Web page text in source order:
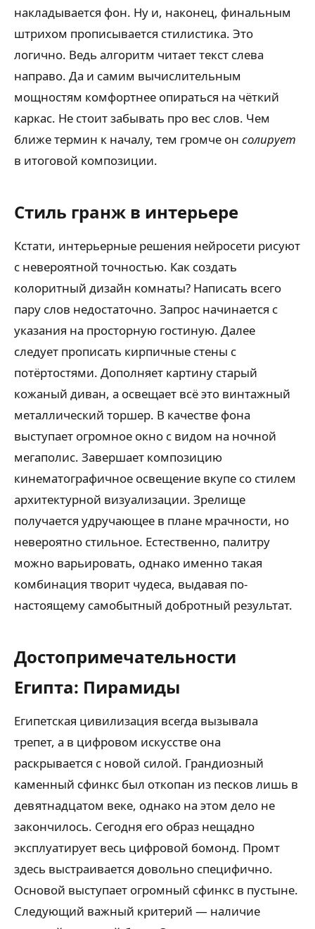
накладывается фон. Ну и, наконец, финальным
штрихом прописывается стилистика. Это
логично. Ведь алгоритм читает текст слева
направо. Да и самим вычислительным
мощностям комфортнее опираться на чёткий
каркас. Не стоит забывать про вес слов. Чем
ближе термин к началу, тем громче он солирует
в итоговой композиции.
Стиль гранж в интерьере
Кстати, интерьерные решения нейросети рисуют
с невероятной точностью. Как создать
колоритный дизайн комнаты? Написать всего
пару слов недостаточно. Запрос начинается с
указания на просторную гостиную. Далее
следует прописать кирпичные стены с
потёртостями. Дополняет картину старый
кожаный диван, а освещает всё это винтажный
металлический торшер. В качестве фона
выступает огромное окно с видом на ночной
мегаполис. Завершает композицию
кинематографичное освещение вкупе со стилем
архитектурной визуализации. Зрелище
получается удручающее в плане мрачности, но
невероятно стильное. Естественно, палитру
можно варьировать, однако именно такая
комбинация творит чудеса, выдавая по-
настоящему самобытный добротный результат.
Достопримечательности
Египта: Пирамиды
Египетская цивилизация всегда вызывала
трепет, а в цифровом искусстве она
раскрывается с новой силой. Грандиозный
каменный сфинкс был откопан из песков лишь в
девятнадцатом веке, однако на этом дело не
закончилось. Сегодня его образ нещадно
эксплуатирует весь цифровой бомонд. Промт
здесь выстраивается довольно специфично.
Основой выступает огромный сфинкс в пустыне.
Следующий важный критерий — наличие